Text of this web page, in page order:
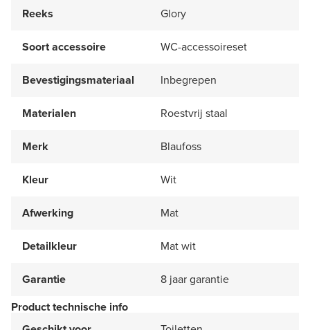
Reeks
Glory
Soort accessoire WC-accessoireset
Bevestigingsmateriaal Inbegrepen
Materialen Roestvrij staal
Merk Blaufoss
Kleur Wit
Afwerking Mat
Detailkleur Mat wit
Garantie
8 jaar garantie
Product technische info